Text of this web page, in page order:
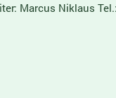
Marcus Niklaus